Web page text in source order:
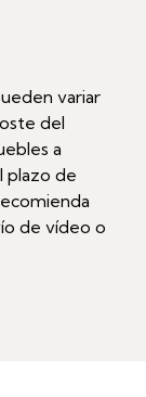
variar
del
a
plazo de
de vídeo o